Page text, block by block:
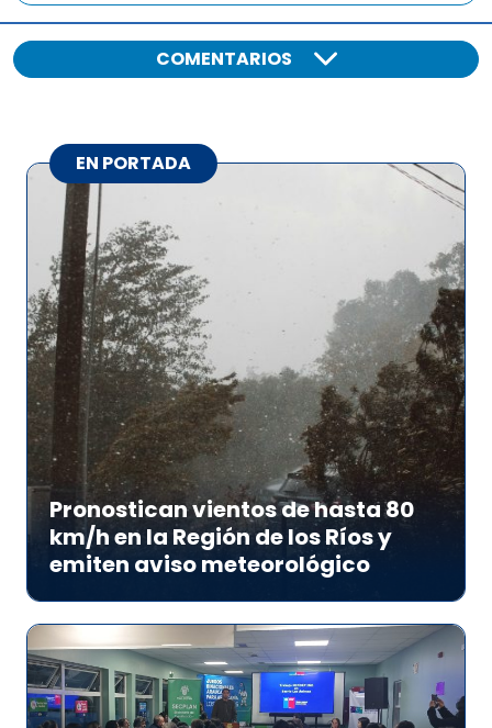
COMENTARIOS
EN PORTADA
Pronostican vientos de hasta 80
km/h en la Región de los Ríos y
emiten aviso meteorológico